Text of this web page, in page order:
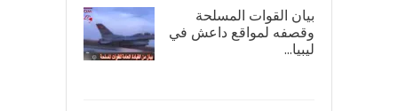
بيان القوات المسلحة
وقصفه لمواقع داعش في
ليبيا...